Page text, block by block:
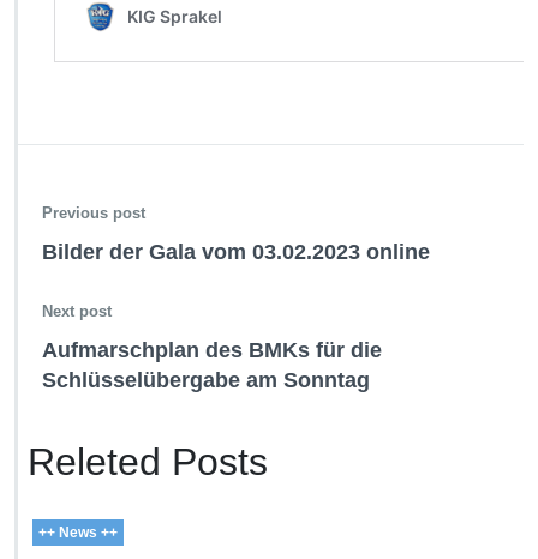
Previous post
Bilder der Gala vom 03.02.2023 online
Next post
Aufmarschplan des BMKs für die
Schlüsselübergabe am Sonntag
Releted Posts
++ News ++